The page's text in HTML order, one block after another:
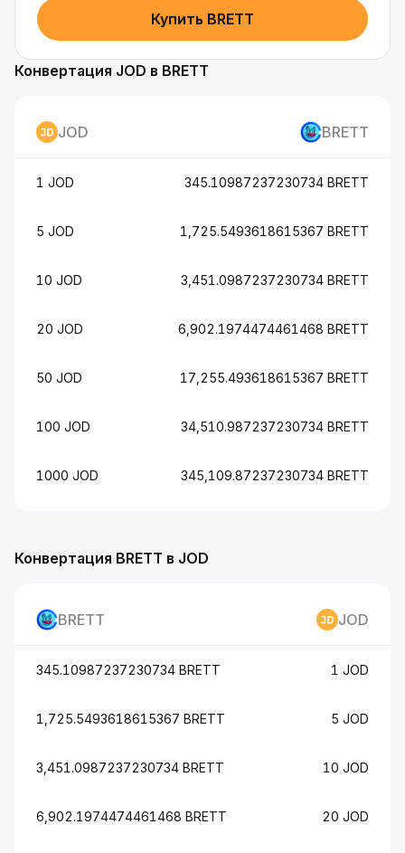
Купить BRETT
Конвертация BRETT в JOD
BRETT JOD
345.10987237230734 BRETT 1 JOD
1,725.5493618615367 BRETT 5 JOD
3,451.0987237230734 BRETT 10 JOD
6,902.1974474461468 BRETT 20 JOD
Конвертация JOD в BRETT
JOD BRETT
1 JOD 345.10987237230734 BRETT
5 JOD 1,725.5493618615367 BRETT
10 JOD 3,451.0987237230734 BRETT
20 JOD 6,902.1974474461468 BRETT
50 JOD 17,255.493618615367 BRETT
100 JOD 34,510.987237230734 BRETT
1000 JOD 345,109.87237230734 BRETT